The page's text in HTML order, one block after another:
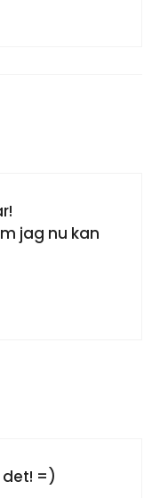
jag nu kan
=)